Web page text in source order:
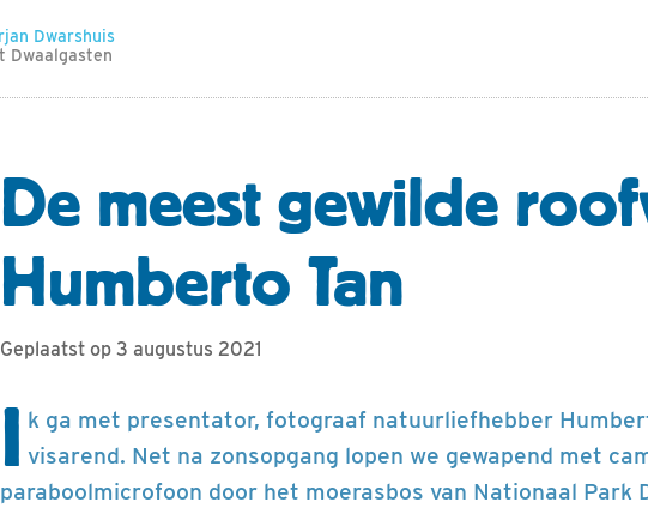
Dwarshuis
Dwaalgasten
De meest gewilde
Humberto Tan
Geplaatst op 3 augustus 2021
I k ga met presentator, fotograaf natuurliefhebber
visarend. Net na zonsopgang lopen we gewapend met
paraboolmicrofoon door het moerasbos van Nationaal Park